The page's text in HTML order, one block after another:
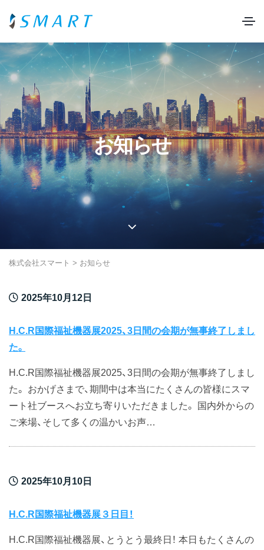
お知らせ
株式会社スマート > お知らせ
2025年10月12日
H.C.R国際福祉機器展2025、3日間の会期が無事終了しまし
た。
H.C.R国際福祉機器展2025、3日間の会期が無事終了しまし
た。 おかげさまで、期間中は本当にたくさんの皆様にスマ
ート社ブースへお立ち寄りいただきました。 国内外からの
ご来場、そして多くの温かいお声…
2025年10月10日
H.C.R国際福祉機器展３日目！
H.C.R国際福祉機器展、とうとう最終日！ 本日もたくさんの